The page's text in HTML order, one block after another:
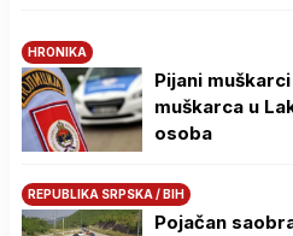
HRONIKA
Pijani
muškarca u
osoba
REPUBLIKA SRPSKA / BIH
Pojačan